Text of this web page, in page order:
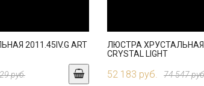
2011.45IV.G ART
руб.
ЛЮСТРА ХРУСТАЛЬНАЯ
CRYSTAL LIGHT
52 183 руб. 74 547